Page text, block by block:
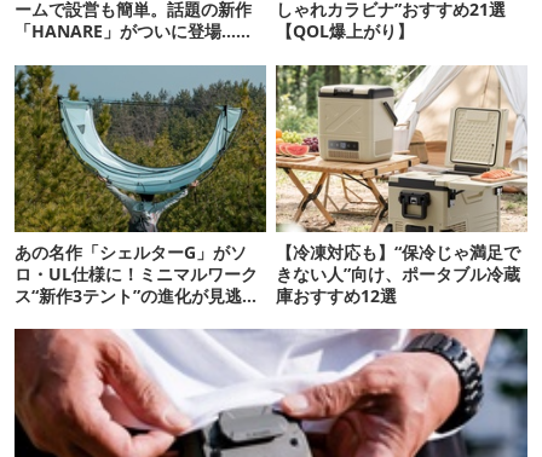
ームで設営も簡単。話題の新作
「HANARE」がついに登場…！
しゃれカラビナ”おすすめ21選
【QOL爆上がり】
あの名作「シェルターG」がソ
ロ・UL仕様に！ミニマルワーク
ス“新作3テント”の進化が見逃せ
【冷凍対応も】“保冷じゃ満足で
きない人”向け、ポータブル冷蔵
庫おすすめ12選